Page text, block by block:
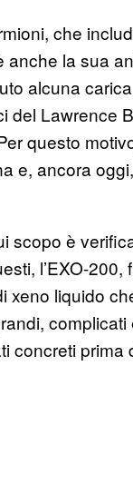
che
la sua
alcuna
del Lawrence
questo
e, ancora
scopo è
l’EXO-200,
xeno liquido
complicati
concreti prima